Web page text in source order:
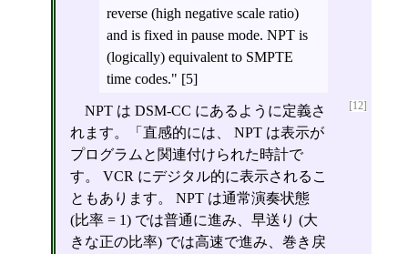
reverse (high negative scale ratio)
and is fixed in pause mode. NPT is
(logically) equivalent to SMPTE
time codes." [5]
[12]
NPT は DSM-CC にあるように定義さ
れます。「直感的には、 NPT は表示が
プログラムと関連付けられた時計で
す。 VCR にデジタル的に表示されるこ
ともあります。 NPT は通常演奏状態
(比率 = 1) では普通に進み、早送り (大
きな正の比率) では高速で進み、巻き戻